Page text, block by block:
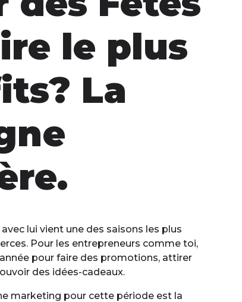
le plus
La
lui vient une des saisons les plus
Pour les entrepreneurs comme toi,
pour faire des promotions, attirer
des idées-cadeaux.
marketing pour cette période est la